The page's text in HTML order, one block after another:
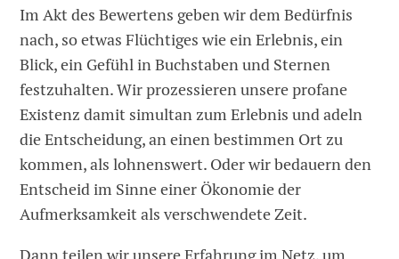
Im Akt des Bewertens geben wir dem Bedürfnis
nach, so etwas Flüchtiges wie ein Erlebnis, ein
Blick, ein Gefühl in Buchstaben und Sternen
festzuhalten. Wir prozessieren unsere profane
Existenz damit simultan zum Erlebnis und adeln
die Entscheidung, an einen bestimmen Ort zu
kommen, als lohnenswert. Oder wir bedauern den
Entscheid im Sinne einer Ökonomie der
Aufmerksamkeit als verschwendete Zeit.